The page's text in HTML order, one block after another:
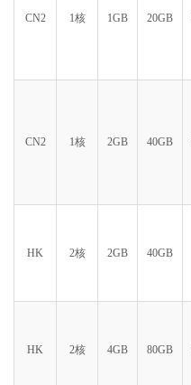
CN2 1核 1GB 20GB
CN2 1核 2GB 40GB
HK 2核 2GB 40GB
HK 2核 4GB 80GB